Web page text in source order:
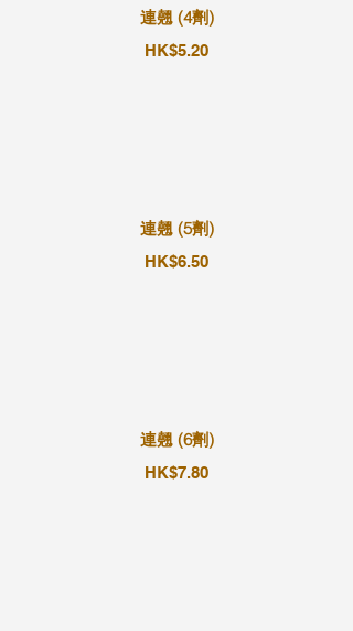
連翹 (4劑)
HK$5.20
連翹 (5劑)
HK$6.50
連翹 (6劑)
HK$7.80